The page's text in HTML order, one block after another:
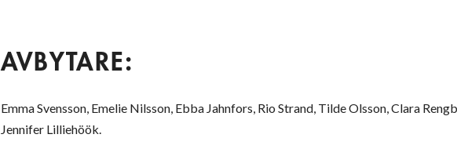
AVBYTARE:
Emma Svensson, Emelie Nilsson, Ebba Jahnfors, Rio Strand, Tilde Olsson, Clara
Jennifer Lilliehöök.